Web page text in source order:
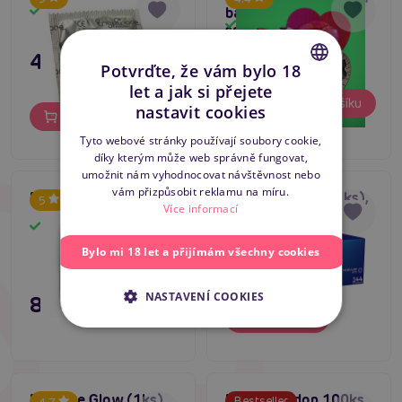
#basic kondomy
Máte dotaz k produktu? Zašlete nám zprávu
Skladem
495 Kč
barevný kondom
srdíčko
Skladem
9 Kč Do košíku
5
Durex London 1ks
8 Kč Do košíku
5
Durex Natural (1 ks),
hladký lubrikovaný
kondom
19 Kč
ENGLISH
Potvrďte, že vám bylo 18
let a jak si přejete
nastavit cookies
Tyto webové stránky používají soubory cookie,
díky kterým může web správně fungovat,
umožnit nám vyhodnocovat návštěvnost nebo
vám přizpůsobit reklamu na míru.
Více informací
Bylo mi 18 let a přijímám všechny cookies
NASTAVENÍ COOKIES